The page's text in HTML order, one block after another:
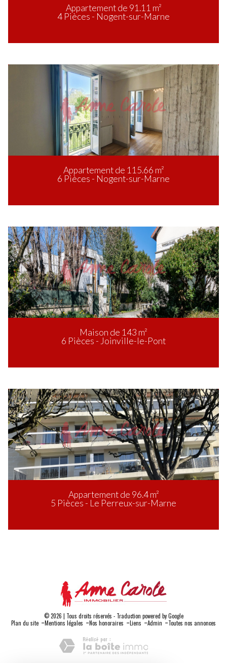
Appartement de 91.11 m²
4 Pièces - Nogent-sur-Marne
Appartement de 115.66 m²
6 Pièces - Nogent-sur-Marne
Maison de 143 m²
6 Pièces - Joinville-le-Pont
Appartement de 96.4 m²
5 Pièces - Le Perreux-sur-Marne
© 2026 | Tous droits réservés - Traduction powered by Google
Plan du site -Mentions légales -Nos honoraires -Liens-Admin -Toutes nos annonces